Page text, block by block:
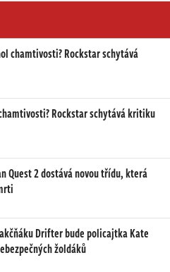
chamtivosti? Rockstar schytává
Rockstar schytává kritiku
Quest 2 dostává novou třídu, která
Drifter bude policajtka Kate
žoldáků